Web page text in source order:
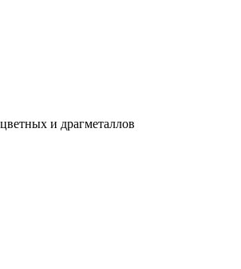
и драгметаллов